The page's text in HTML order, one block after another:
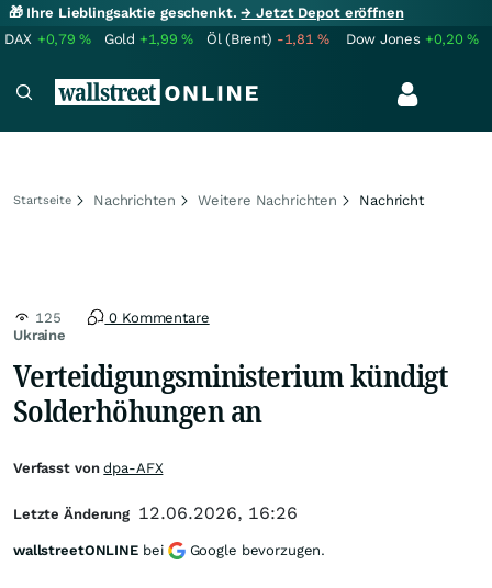
🎁 Ihre Lieblingsaktie geschenkt.→ Jetzt Depot eröffnen
DAX +0,79% Gold +1,99% Öl (Brent) -1,81% Dow Jones +0,20%
Startseite Nachrichten Weitere Nachrichten Nachricht
Ukraine
125 0 Kommentare
Verteidigungsministerium kündigt
Solderhöhungen an
Verfasst vondpa-AFX
Letzte Änderung 12.06.2026, 16:26
wallstreetONLINE bei Google bevorzugen.